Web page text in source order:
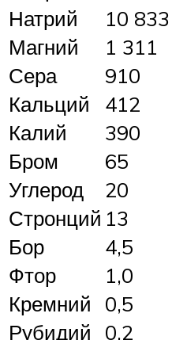
Натрий
10 833
Магний
1 311
Сера
910
Кальций
412
Калий
390
Бром
65
Углерод
20
Стронций 13
Бор
4,5
Фтор
1,0
Кремний
0,5
Рубидий
0,2